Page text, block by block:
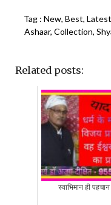
Tag : New, Best,
Ashaar, Collection,
Related posts:
स्वाभिमान ही